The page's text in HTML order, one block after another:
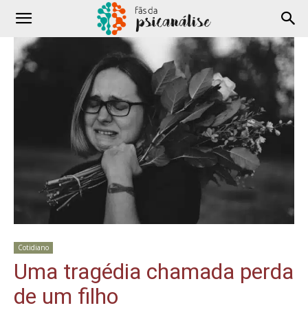
Cotidiano
Uma tragédia chamada perda
de um filho